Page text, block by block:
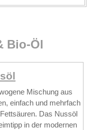
Bio-Öl
Mischung aus
einfach und mehrfach
Das Nussöl
in der modernen